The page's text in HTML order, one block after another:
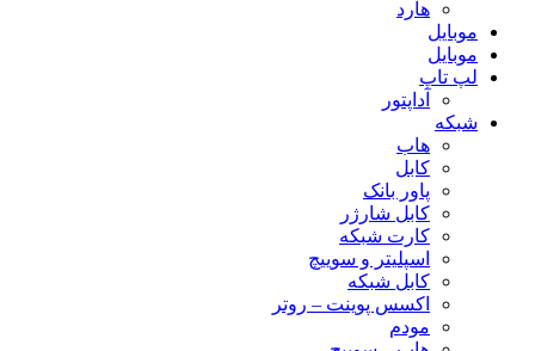
هارد
موبایل
موبایل
لپ تاپ
آداپتور
شبکه
هاب
کابل
پاور بانک
کابل شارژر
کارت شبکه
اسپلیتر و سوییچ
کابل شبکه
اکسس پوینت – روتر
مودم